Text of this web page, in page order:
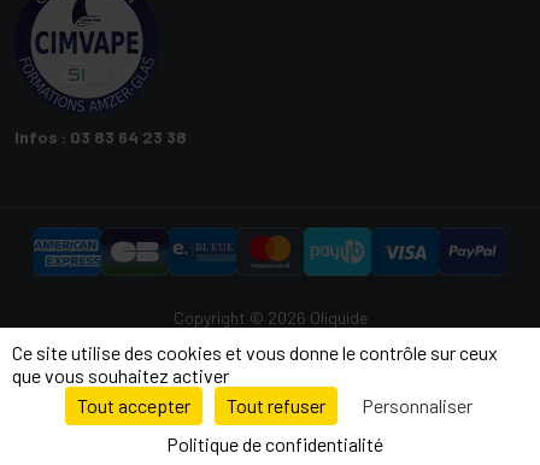
Infos : 03 83 64 23 38
Copyright © 2026 Oliquide
Tous droits réservés
Vapotage interdit
aux mineurs
Ce site utilise des cookies et vous donne le contrôle sur ceux
que vous souhaitez activer
Tout accepter
Tout refuser
Personnaliser
Politique de confidentialité